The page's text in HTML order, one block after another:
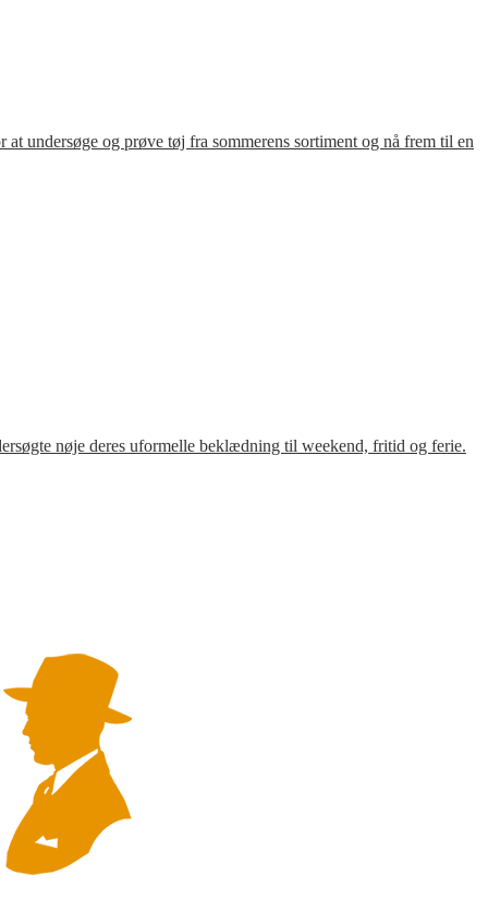
undersøge og prøve tøj fra sommerens sortiment og nå frem til en
nøje deres uformelle beklædning til weekend, fritid og ferie.